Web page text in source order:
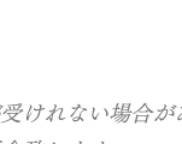
けれない場合が